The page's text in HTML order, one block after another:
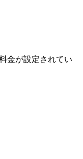
金が設定されてい